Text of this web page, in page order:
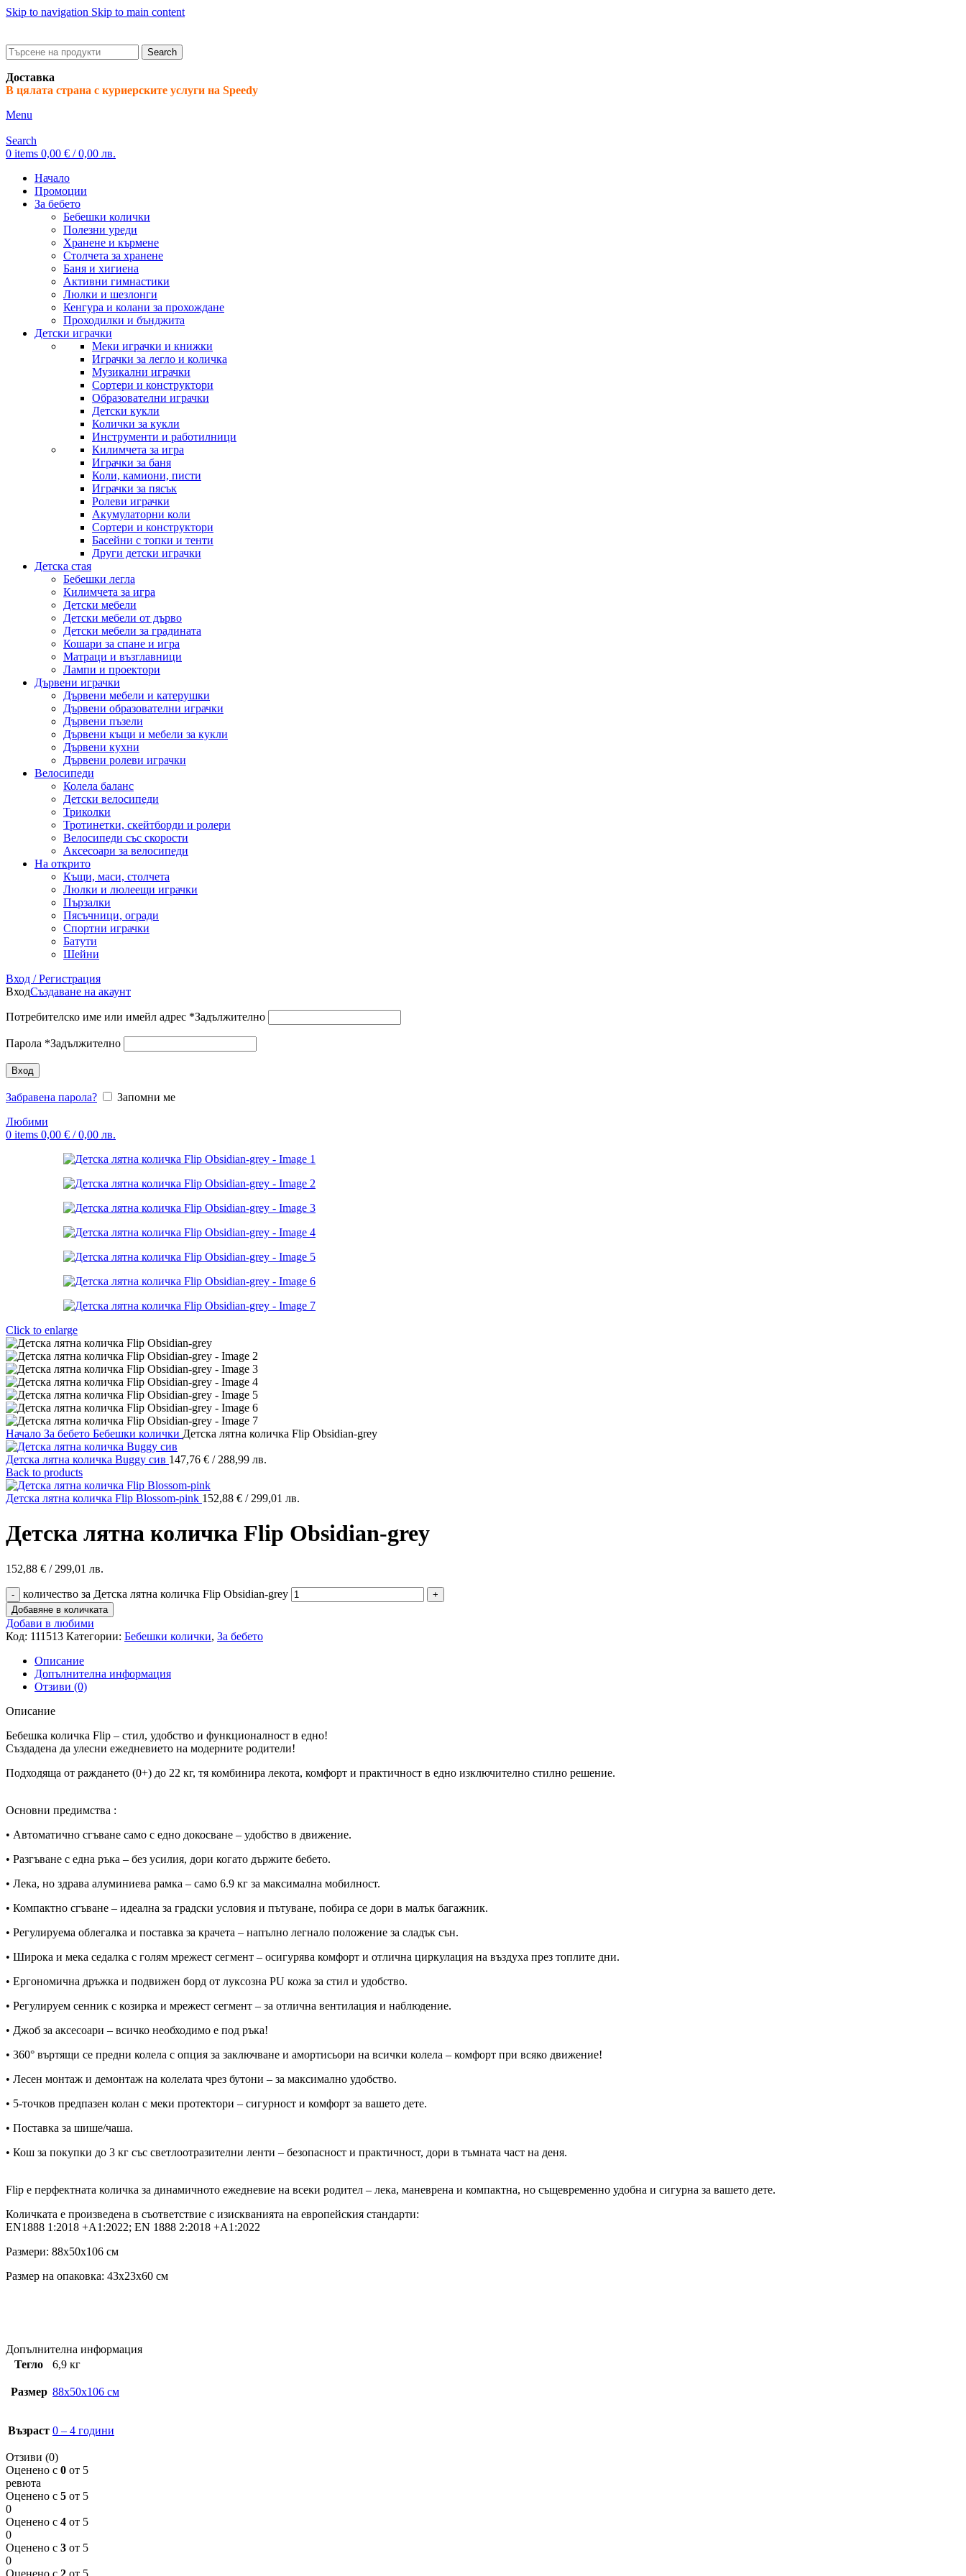
Skip to navigation Skip to main content
Search
Доставка
В цялата страна с куриерските услуги на Speedy
Menu
Search
0 items 0,00 € / 0,00 лв.
Начало
Промоции
За бебето
Бебешки колички
Полезни уреди
Хранене и кърмене
Столчета за хранене
Баня и хигиена
Активни гимнастики
Люлки и шезлонги
Кенгура и колани за прохождане
Проходилки и бънджита
Детски играчки
Меки играчки и книжки
Играчки за легло и количка
Музикални играчки
Сортери и конструктори
Образователни играчки
Детски кукли
Колички за кукли
Инструменти и работилници
Килимчета за игра
Играчки за баня
Коли, камиони, писти
Играчки за пясък
Ролеви играчки
Акумулаторни коли
Сортери и конструктори
Басейни с топки и тенти
Други детски играчки
Детска стая
Бебешки легла
Килимчета за игра
Детски мебели
Детски мебели от дърво
Детски мебели за градината
Кошари за спане и игра
Матраци и възглавници
Лампи и проектори
Дървени играчки
Дървени мебели и катерушки
Дървени образователни играчки
Дървени пъзели
Дървени къщи и мебели за кукли
Дървени кухни
Дървени ролеви играчки
Велосипеди
Колела баланс
Детски велосипеди
Триколки
Тротинетки, скейтборди и ролери
Велосипеди със скорости
Аксесоари за велосипеди
На открито
Къщи, маси, столчета
Люлки и люлеещи играчки
Пързалки
Пясъчници, огради
Спортни играчки
Батути
Шейни
Вход / Регистрация
ВходСъздаване на акаунт
Потребителско име или имейл адрес *Задължително
Парола *Задължително
Вход
Забравена парола?
Запомни ме
Любими
0 items 0,00 € / 0,00 лв.
Click to enlarge
Начало За бебето Бебешки колички Детска лятна количка Flip Obsidian-grey
Детска лятна количка Buggy сив 147,76 € / 288,99 лв.
Back to products
Детска лятна количка Flip Blossom-pink 152,88 € / 299,01 лв.
Детска лятна количка Flip Obsidian-grey
152,88 € / 299,01 лв.
количество за Детска лятна количка Flip Obsidian-grey
Добавяне в количката
Добави в любими
Код: 111513 Категории: Бебешки колички, За бебето
Описание
Допълнителна информация
Отзиви (0)
Описание
Бебешка количка Flip – стил, удобство и функционалност в едно!
Създадена да улесни ежедневието на модерните родители!
Подходяща от раждането (0+) до 22 кг, тя комбинира лекота, комфорт и практичност в едно изключително стилно решение.
Основни предимства :
• Автоматично сгъване само с едно докосване – удобство в движение.
• Разгъване с една ръка – без усилия, дори когато държите бебето.
• Лека, но здрава алуминиева рамка – само 6.9 кг за максимална мобилност.
• Компактно сгъване – идеална за градски условия и пътуване, побира се дори в малък багажник.
• Регулируема облегалка и поставка за крачета – напълно легнало положение за сладък сън.
• Широка и мека седалка с голям мрежест сегмент – осигурява комфорт и отлична циркулация на въздуха през топлите дни.
• Ергономична дръжка и подвижен борд от луксозна PU кожа за стил и удобство.
• Регулируем сенник с козирка и мрежест сегмент – за отлична вентилация и наблюдение.
• Джоб за аксесоари – всичко необходимо е под ръка!
• 360° въртящи се предни колела с опция за заключване и амортисьори на всички колела – комфорт при всяко движение!
• Лесен монтаж и демонтаж на колелата чрез бутони – за максимално удобство.
• 5-точков предпазен колан с меки протектори – сигурност и комфорт за вашето дете.
• Поставка за шише/чаша.
• Кош за покупки до 3 кг със светлоотразителни ленти – безопасност и практичност, дори в тъмната част на деня.
Flip е перфектната количка за динамичното ежедневие на всеки родител – лека, маневрена и компактна, но същевременно удобна и сигурна за вашето дете.
Количката е произведена в съответствие с изискванията на европейския стандарти:
EN1888 1:2018 +A1:2022; EN 1888 2:2018 +A1:2022
Размери: 88x50x106 см
Размер на опаковка: 43x23x60 см
Допълнителна информация
Тегло
6,9 кг
Размер 88x50x106 см
Възраст 0 – 4 години
Отзиви (0)
Оценено с 0 от 5
ревюта
Оценено с 5 от 5
0
Оценено с 4 от 5
0
Оценено с 3 от 5
0
Оценено с 2 от 5